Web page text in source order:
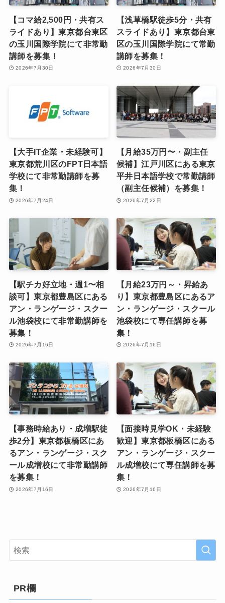
【コマ給2,500円・共有ス
ライドあり】東京都台東区
の玉川国際学院にて非常勤
講師を募集！
2026年7月30日
【浅草橋駅徒歩5分・共有
スライドあり】東京都台東
区の玉川国際学院にて常勤
講師を募集！
2026年7月30日
【大手IT企業・未経験可】
東京都荒川区のFPT日本語
学校にて非常勤講師を募
集！
2026年7月24日
【月給35万円〜・副主任
候補】江戸川区にある東京
平井日本語学校で常勤講師
（副主任候補）を募集！
2026年7月22日
【駅チカ好立地・週1〜相
談可】東京都豊島区にある
アン・ランゲージ・スクー
ル池袋校にて非常勤講師を
募集！
2026年7月16日
【月給23万円～・昇給あ
り】東京都豊島区にあるア
ン・ランゲージ・スクール
池袋校にて専任講師を募
集！
2026年7月16日
【事務時給あり・成増駅徒
歩2分】東京都板橋区にあ
るアン・ランゲージ・スク
ール成増校にて非常勤講師
を募集！
2026年7月16日
【面接時見学OK・未経験
歓迎】東京都板橋区にある
アン・ランゲージ・スクー
ル成増校にて専任講師を募
集！
2026年7月16日
PR欄